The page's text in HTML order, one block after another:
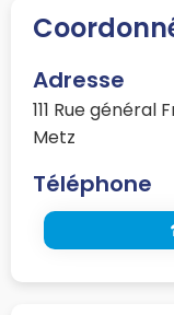
Adresse
111 Rue
Metz
Téléphone